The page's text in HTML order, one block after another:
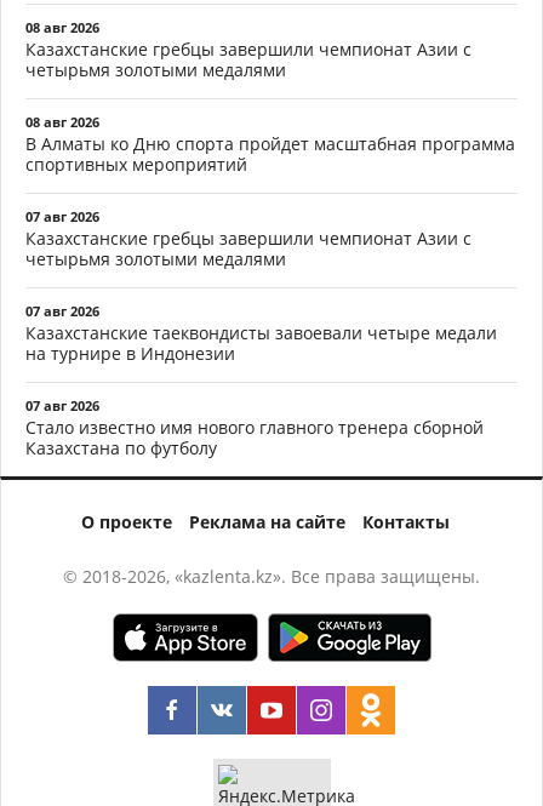
08 авг 2026
Казахстанские гребцы завершили чемпионат Азии с
четырьмя золотыми медалями
08 авг 2026
В Алматы ко Дню спорта пройдет масштабная программа
спортивных мероприятий
07 авг 2026
Казахстанские гребцы завершили чемпионат Азии с
четырьмя золотыми медалями
07 авг 2026
Казахстанские таеквондисты завоевали четыре медали
на турнире в Индонезии
07 авг 2026
Стало известно имя нового главного тренера сборной
Казахстана по футболу
О проекте Реклама на сайте Контакты
© 2018-2026, «kazlenta.kz». Все права защищены.